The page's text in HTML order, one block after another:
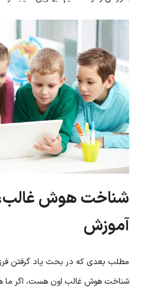
شناخت هوش
آموزش
مطلب بعدی که در بحث یاد گرفتن
شناخت هوش غالب اون هست، اگر